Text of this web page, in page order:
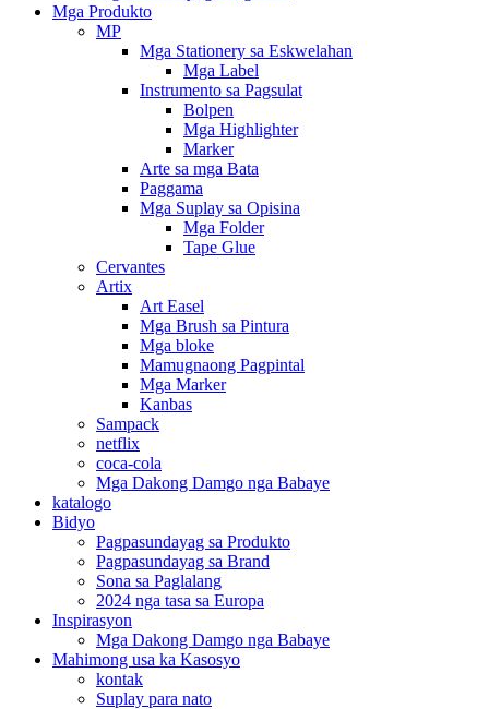
Mga Produkto
MP
Mga Stationery sa Eskwelahan
Mga Label
Instrumento sa Pagsulat
Bolpen
Mga Highlighter
Marker
Arte sa mga Bata
Paggama
Mga Suplay sa Opisina
Mga Folder
Tape Glue
Cervantes
Artix
Art Easel
Mga Brush sa Pintura
Mga bloke
Mamugnaong Pagpintal
Mga Marker
Kanbas
Sampack
netflix
coca-cola
Mga Dakong Damgo nga Babaye
katalogo
Bidyo
Pagpasundayag sa Produkto
Pagpasundayag sa Brand
Sona sa Paglalang
2024 nga tasa sa Europa
Inspirasyon
Mga Dakong Damgo nga Babaye
Mahimong usa ka Kasosyo
kontak
Suplay para nato